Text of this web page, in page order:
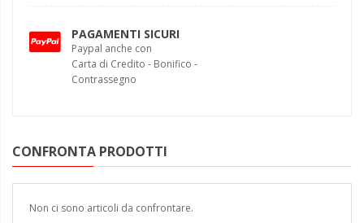
PAGAMENTI SICURI
Paypal anche con
Carta di Credito - Bonifico -
Contrassegno
CONFRONTA PRODOTTI
Non ci sono articoli da confrontare.